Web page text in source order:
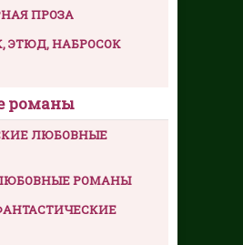
ПРОЗА
ЭТЮД, НАБРОСОК
романы
ЛЮБОВНЫЕ
РОМАНЫ